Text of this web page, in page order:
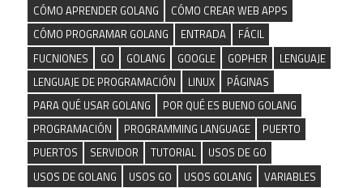
CÓMO APRENDER GOLANG
CÓMO CREAR WEB APPS
CÓMO PROGRAMAR GOLANG
ENTRADA
FÁCIL
FUCNIONES
GO GOLANG GOOGLE GOPHER
LENGUAJE
LENGUAJE DE PROGRAMACIÓN
LINUX
PÁGINAS
PARA QUÉ USAR GOLANG
POR QUÉ ES BUENO GOLANG
PROGRAMACIÓN
PROGRAMMING LANGUAGE
PUERTO
PUERTOS
SERVIDOR TUTORIAL
USOS DE GO
USOS DE GOLANG
USOS GO USOS GOLANG
VARIABLES